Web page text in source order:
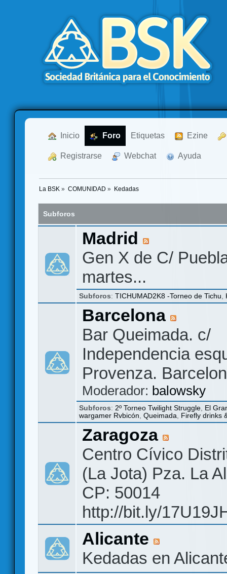
Inicio Foro Etiquetas Ezine
Registrarse Webchat Ayuda
La BSK » COMUNIDAD » Kedadas
Subforos
Madrid
Gen X de C/
martes...
Subforos: TICHUMAD2K8 -Torneo de Tichu
Barcelona
Bar Queimada. c/
Independencia
Provenza.
Moderador: balowsky
Subforos: 2º Torneo Twilight Struggle El
wargamer Rvbicón Queimada Firefly drinks
Zaragoza
Centro Cívico
(La Jota) Pza. La
CP: 50014
http://bit.ly/
Alicante
Kedadas en